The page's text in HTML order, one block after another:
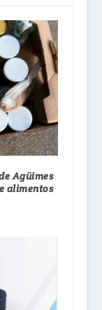
Agüimes
alimentos